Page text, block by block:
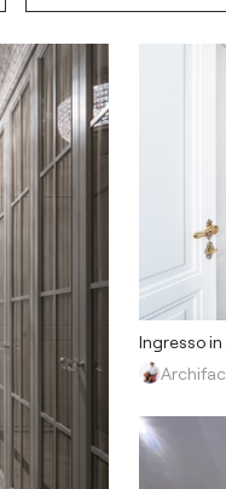
Ingresso